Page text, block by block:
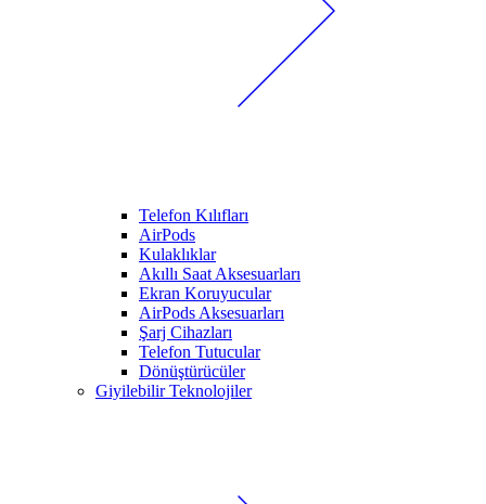
Telefon Kılıfları
AirPods
Kulaklıklar
Akıllı Saat Aksesuarları
Ekran Koruyucular
AirPods Aksesuarları
Şarj Cihazları
Telefon Tutucular
Dönüştürücüler
Giyilebilir Teknolojiler